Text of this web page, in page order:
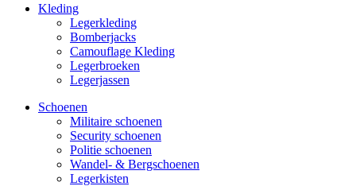
Kleding
Legerkleding
Bomberjacks
Camouflage Kleding
Legerbroeken
Legerjassen
Schoenen
Militaire schoe­nen
Security schoenen
Politie schoenen
Wandel- & Berg­­schoenen
Legerkisten